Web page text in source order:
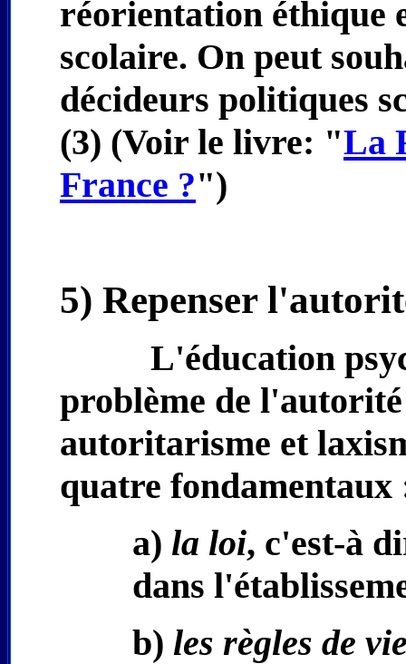
réorientation éthique
scolaire. On peut
décideurs politiques
(3) (Voir le livre: "La
France ?")
5) Repenser
L'éducation
problème de
autoritarisme et
quatre fondamentaux
a) la loi, c'est-à
dans
b) les règles de